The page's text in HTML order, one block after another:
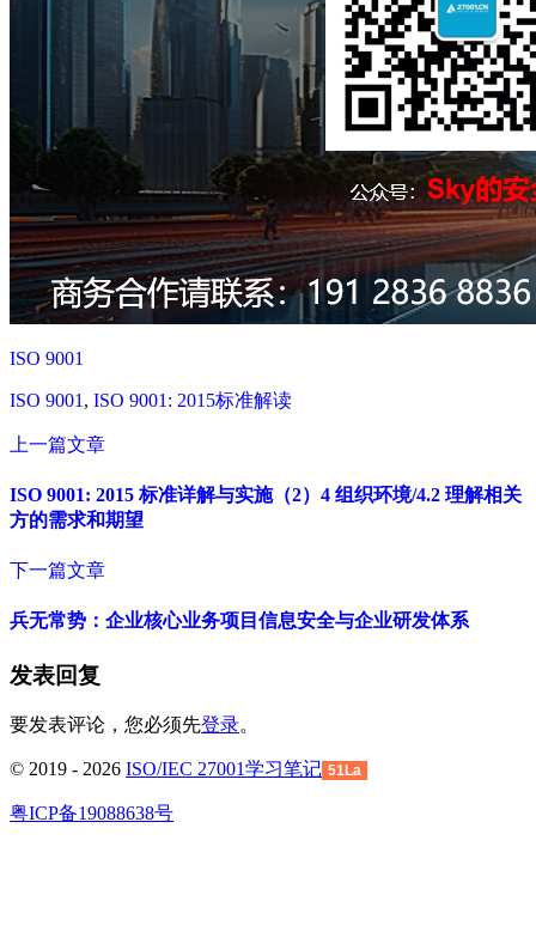
ISO 9001
ISO 9001 , ISO 9001: 2015标准解读
上一篇文章
ISO 9001: 2015 标准详解与实施（2）4 组织环境/4.2 理解相关
方的需求和期望
下一篇文章
兵无常势：企业核心业务项目信息安全与企业研发体系
发表回复
要发表评论，您必须先登录。
© 2019 - 2026 ISO/IEC 27001学习笔记 51La
粤ICP备19088638号